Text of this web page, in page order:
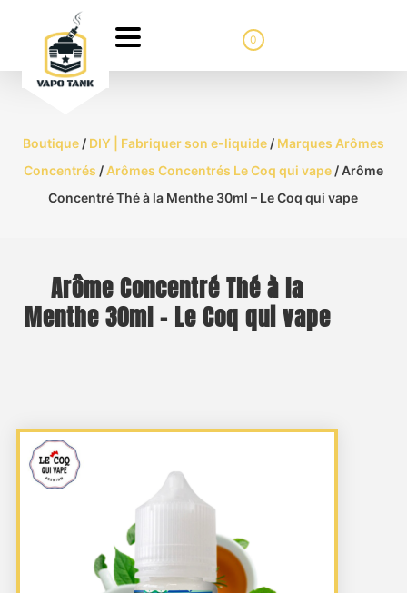
0
Boutique/ DIY | Fabriquer son e-liquide/ Marques Arômes
Concentrés / Arômes Concentrés Le Coq qui vape/ Arôme
Concentré Thé à la Menthe 30ml – Le Coq qui vape
Arôme Concentré Thé à la
Menthe 30ml – Le Coq qui vape